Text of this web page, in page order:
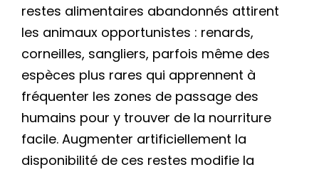
restes alimentaires abandonnés attirent
les animaux opportunistes : renards,
corneilles, sangliers, parfois même des
espèces plus rares qui apprennent à
fréquenter les zones de passage des
humains pour y trouver de la nourriture
facile. Augmenter artificiellement la
disponibilité de ces restes modifie la